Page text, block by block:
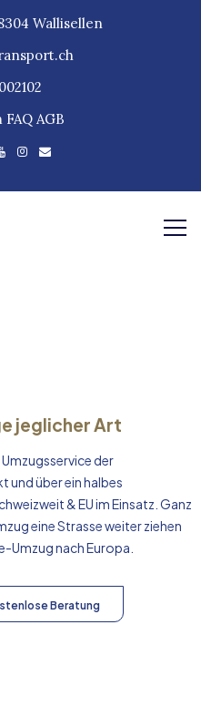
Wallisellen
FAQ AGB
jeglicher Art
der
und über ein halbes
& EU im Einsatz. Ganz
eine Strasse weiter ziehen
Umzug nachEuropa
Beratung